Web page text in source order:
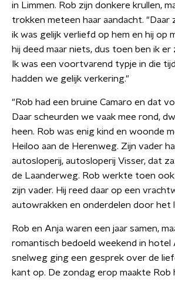
in Limmen. Rob zijn donkere krullen,
trokken meteen haar aandacht. "Daar
ik was gelijk verliefd op hem en hij op
hij deed maar niets, dus toen ben ik
Ik was een voortvarend typje in die
hadden we gelijk verkering."
"Rob had een bruine Camaro en dat
Daar scheurden we vaak mee rond,
heen. Rob was enig kind en woonde
Heiloo aan de Herenweg. Zijn vader
autosloperij, autosloperij Visser, dat
de Laanderweg. Rob werkte toen
zijn vader. Hij reed daar op een
autowrakken en onderdelen door het
Rob en Anja waren een jaar samen,
romantisch bedoeld weekend in hotel
snelweg ging een gesprek over de
kant op. De zondag erop maakte Rob